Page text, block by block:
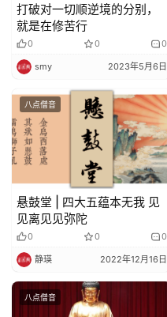
免
责
声
明
打破对一切顺逆境的分别，
就是在修苦行
0 0 0
smy 2023年5月6日
八点僧音
悬鼓堂 | 四大五蕴本无我 见
见离见见弥陀
0 0 0
静瑛 2022年12月16日
八点僧音